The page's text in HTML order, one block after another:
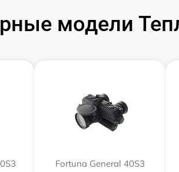
влаги
модели
Fortuna General 40S3